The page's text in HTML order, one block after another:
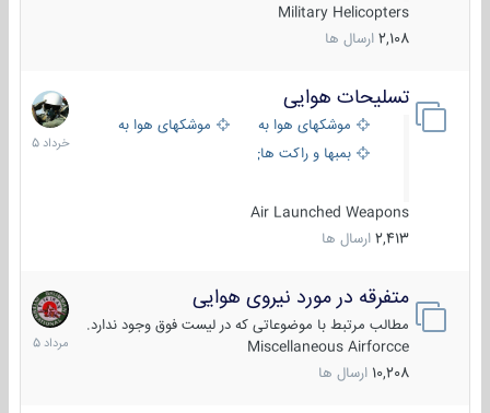
Military Helicopters
2,108 ارسال ها
تسلیحات هوایی
موشکهای هوا به هوا
موشکهای هوا به سطح
بمبها و راکت های هوایی
Air Launched Weapons
2,413 ارسال ها
30
خرداد
1405
متفرقه در مورد نیروی هوایی
مطالب مرتبط با موضوعاتی که در لیست فوق وجود ندارد.
Miscellaneous Airforcce
10,208 ارسال ها
7
مرداد
1405